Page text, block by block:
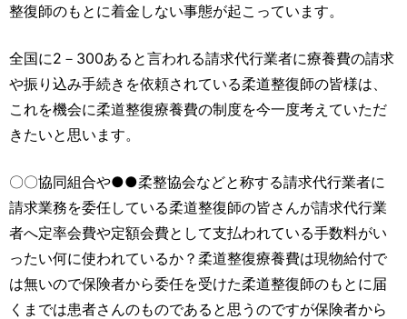
整復師のもとに着金しない事態が起こっています。
全国に2－300あると言われる請求代行業者に療養費の請求
や振り込み手続きを依頼されている柔道整復師の皆様は、
これを機会に柔道整復療養費の制度を今一度考えていただ
きたいと思います。
〇〇協同組合や●●柔整協会などと称する請求代行業者に
請求業務を委任している柔道整復師の皆さんが請求代行業
者へ定率会費や定額会費として支払われている手数料がい
ったい何に使われているか？柔道整復療養費は現物給付で
は無いので保険者から委任を受けた柔道整復師のもとに届
くまでは患者さんのものであると思うのですが保険者から